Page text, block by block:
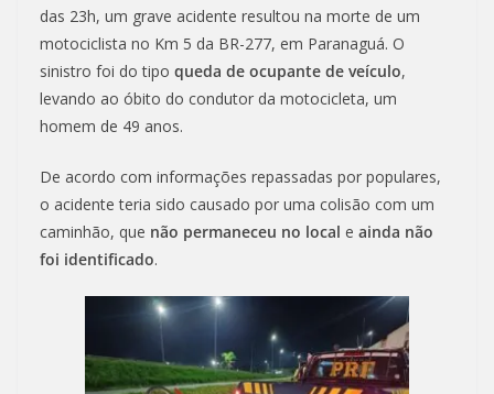
das 23h, um grave acidente resultou na morte de um
motociclista no Km 5 da BR-277, em Paranaguá. O
sinistro foi do tipo queda de ocupante de veículo,
levando ao óbito do condutor da motocicleta, um
homem de 49 anos.
De acordo com informações repassadas por populares,
o acidente teria sido causado por uma colisão com um
caminhão, que não permaneceu no local e ainda não
foi identificado.